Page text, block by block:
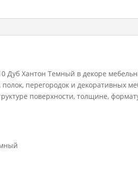
Дуб Хантон Темный в декоре
перегородок и декоративных
поверхности, толщине,